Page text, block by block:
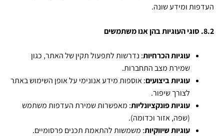
העדפות ומידע שונה.
8.2. סוגי העוגיות בהן אנו משתמשים
עוגיות הכרחיות: נדרשות לתפעול תקין של האתר, כגון
שמירת מצב התחברות.
עוגיות ביצועים: אוספות מידע אנונימי על אופן השימוש באתר
לצורך שיפור.
עוגיות פונקציונליות: מאפשרות שמירת העדפות משתמש
(שפה, אזור וכדומה).
עוגיות שיווקיות: משמשות להתאמת תכנים פרסומיים.